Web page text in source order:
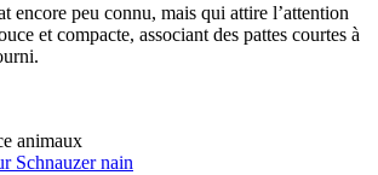
encore peu connu, mais qui attire l’attention
et compacte, associant des pattes courtes à
animaux
Schnauzer nain